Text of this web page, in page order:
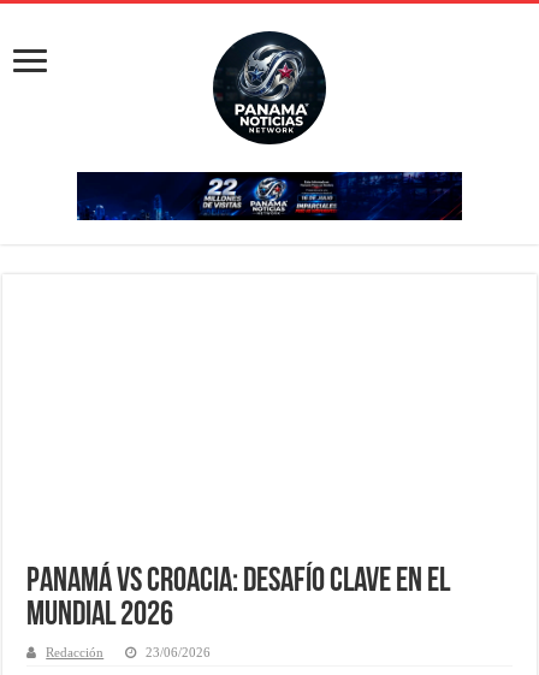
Panamá vs Croacia: Desafío clave en el
Mundial 2026
Redacción 23/06/2026